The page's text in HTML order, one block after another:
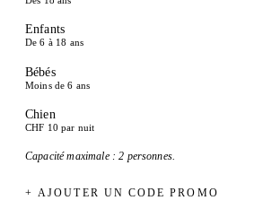
Enfants
De 6 à 18 ans
Bébés
Moins de 6 ans
Chien
CHF 10 par nuit
Capacité maximale : 2 personnes.
+ AJOUTER UN CODE PROMO